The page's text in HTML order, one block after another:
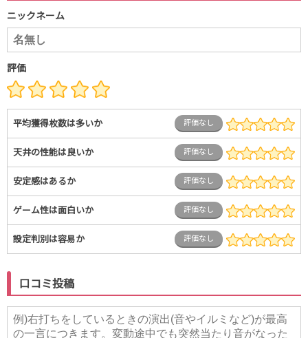
ニックネーム
評価
平均獲得枚数は多いか 評価なし
天井の性能は良いか 評価なし
安定感はあるか 評価なし
ゲーム性は面白いか 評価なし
設定判別は容易か 評価なし
口コミ投稿